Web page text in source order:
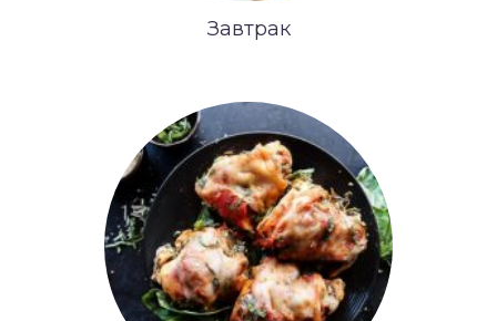
Завтрак